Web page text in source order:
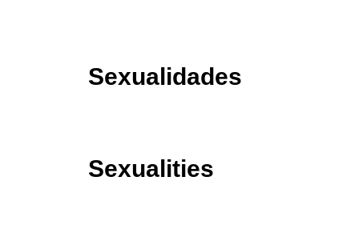
Sexualidades
Sexualities